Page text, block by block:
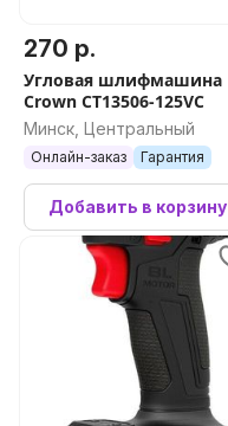
270 р.
Угловая шлифмашина
Crown CT13506-125VC
Минск, Центральный
Онлайн-заказ Гарантия
Добавить в корзину